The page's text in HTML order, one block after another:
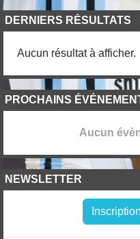
DERNIERS RÉSULTATS
Aucun résultat à afficher.
PROCHAINS
Aucun
NEWSLETTER